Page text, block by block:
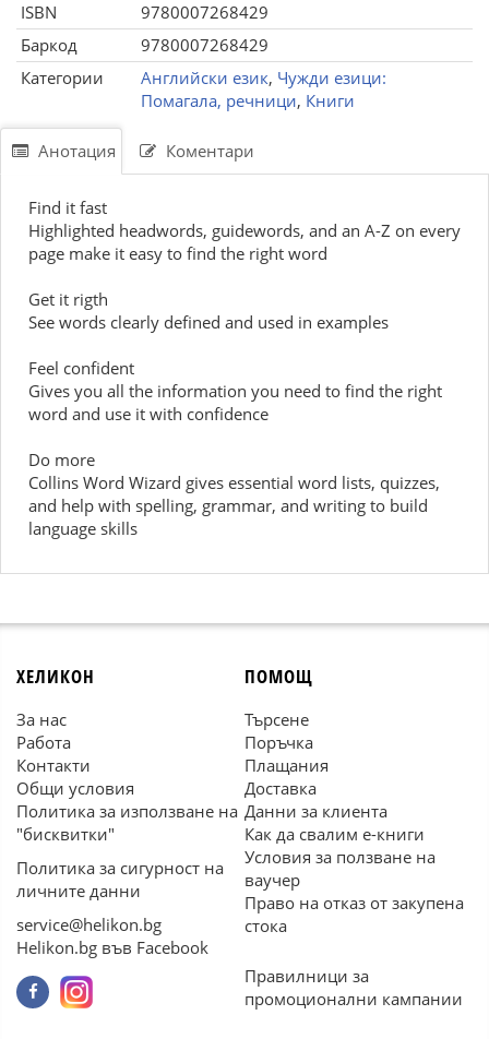
ISBN
9780007268429
Баркод
9780007268429
Категории
Английски език, Чужди езици:
Помагала, речници, Книги
Анотация Коментари
Find it fast
Highlighted headwords, guidewords, and an A-Z on every
page make it easy to find the right word
Get it rigth
See words clearly defined and used in examples
Feel confident
Gives you all the information you need to find the right
word and use it with confidence
Do more
Collins Word Wizard gives essential word lists, quizzes,
and help with spelling, grammar, and writing to build
language skills
ХЕЛИКОН
За нас
Работа
Контакти
Общи условия
Политика за използване на
"бисквитки"
Политика за сигурност на
личните данни
service@helikon.bg
Helikon.bg във Facebook
ПОМОЩ
Търсене
Поръчка
Плащания
Доставка
Данни за клиента
Как да свалим е-книги
Условия за ползване на
ваучер
Право на отказ от закупена
стока
Правилници за
промоционални кампании